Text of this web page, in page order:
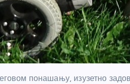
понашању, изузетно